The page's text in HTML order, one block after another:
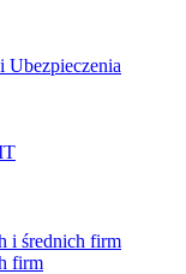
Ubezpieczenia
i średnich firm
firm